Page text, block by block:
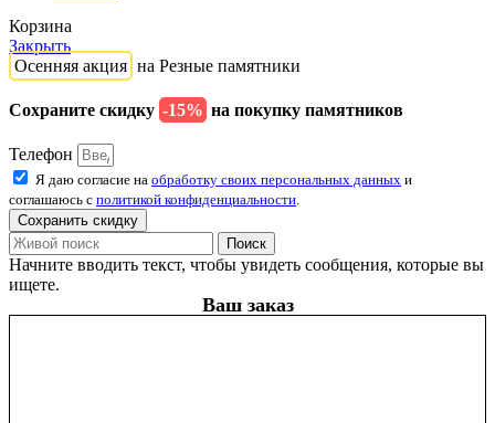
Корзина
Закрыть
Осенняя акция на Резные памятники
Сохраните скидку -15% на покупку памятников
Телефон
Я даю согласие на обработку своих персональных данных и
соглашаюсь с политикой конфиденциальности
Сохранить скидку
Поиск
Начните вводить текст, чтобы увидеть сообщения, которые вы
ищете.
Ваш заказ